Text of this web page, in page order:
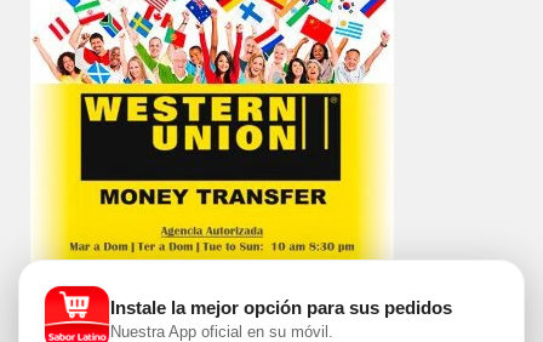
Instale la mejor opción para sus pedidos
Nuestra App oficial en su móvil.